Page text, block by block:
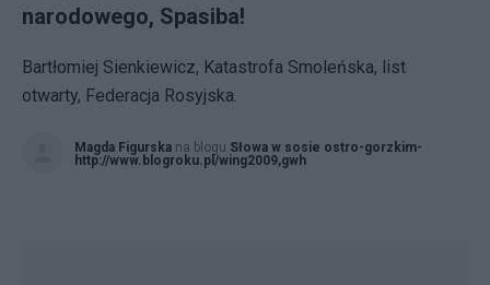
narodowego, Spasiba!
Bartłomiej Sienkiewicz, Katastrofa Smoleńska, list
otwarty, Federacja Rosyjska.
Magda Figurska na blogu Słowa w sosie ostro-gorzkim-
http://www.blogroku.pl/wing2009,gwh